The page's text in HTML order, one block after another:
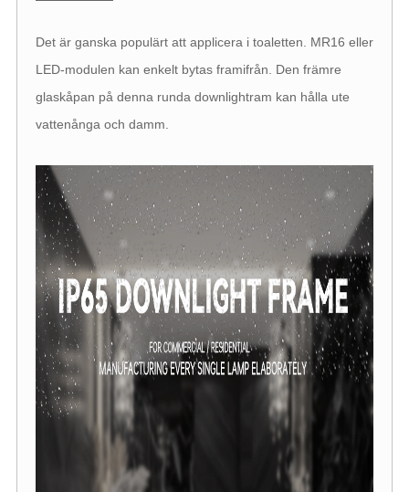
Det är ganska populärt att applicera i toaletten. MR16 eller
LED-modulen kan enkelt bytas framifrån. Den främre
glaskåpan på denna runda downlightram kan hålla ute
vattenånga och damm.